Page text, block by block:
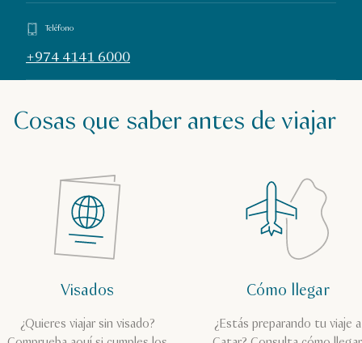
Teléfono
+974 4141 6000
Cosas que saber antes de viajar
Visados
¿Quieres viajar sin visado?
Cómo llegar
¿Estás preparando tu viaje a